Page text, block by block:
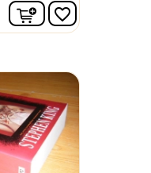
In winkelwagen
favorite_border